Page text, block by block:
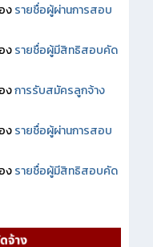
งรายชื่อผู้ผ่านการสอบ
งรายชื่อผู้มีสิทธิสอบคัด
งการรับสมัครลูกจ้าง
งรายชื่อผู้ผ่านการสอบ
งรายชื่อผู้มีสิทธิสอบคัด